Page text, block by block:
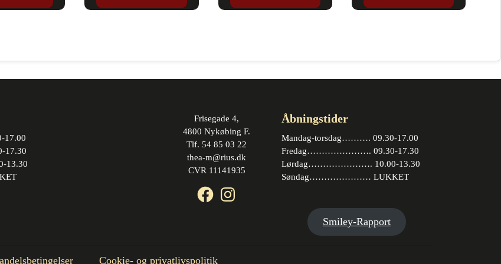
17.00
Frisegade 4,
4800 Nykøbing F.
Tlf. 54 85 03 22
thea-m@rius.dk
CVR 11141935
Facebook
Instagram
Åbningstider
Mandag-torsdag………. 09.30-17.00
Fredag…………………. 09.30-17.30
Lørdag…………………. 10.00-13.30
Søndag………………… LUKKET
Smiley-Rapport
Cookie- og privatlivspolitik